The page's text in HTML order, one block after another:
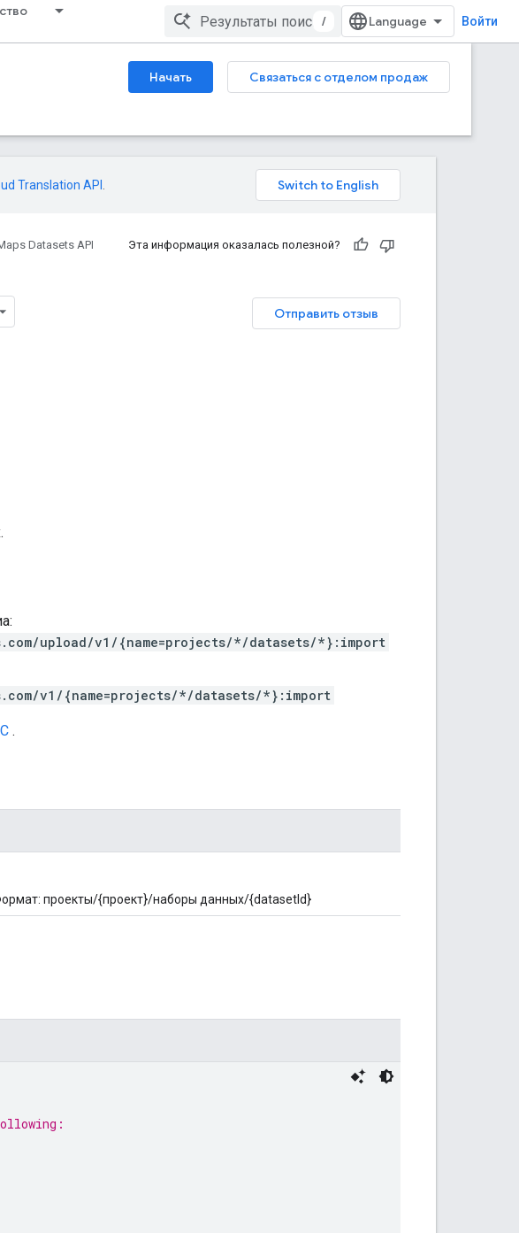
/ Войти
Начать
Связаться с отделом продаж
Translation API
Datasets API
Эта информация оказалась полезной?
Отправить отзыв
upload/v1/{name=projects/*/datasets/*}:import
v1/{name=projects/*/datasets/*}:import
.
проекты/{проект}/наборы данных/{datasetId}